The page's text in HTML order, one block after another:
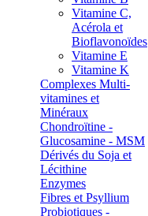
Vitamine C,
Acérola et
Bioflavonoïdes
Vitamine E
Vitamine K
Complexes Multi-
vitamines et
Minéraux
Chondroïtine -
Glucosamine - MSM
Dérivés du Soja et
Lécithine
Enzymes
Fibres et Psyllium
Probiotiques -